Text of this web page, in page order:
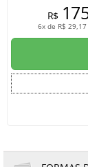
R$
6x de R$ 29,17